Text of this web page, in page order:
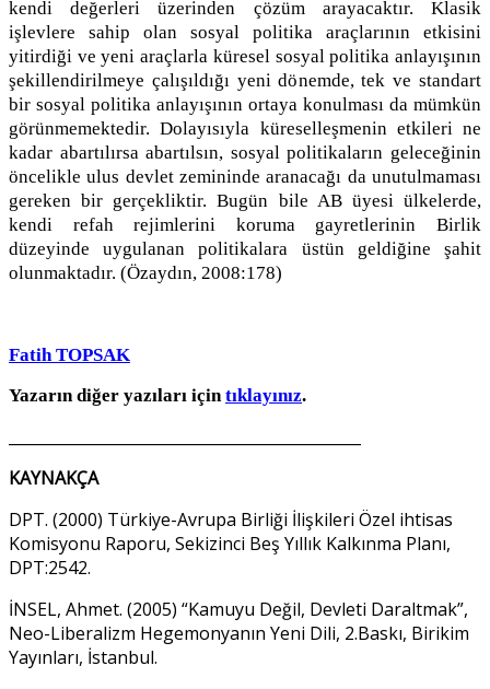
kendi değerleri üzerinden çözüm arayacaktır. Klasik
işlevlere sahip olan sosyal politika araçlarının etkisini
yitirdiği ve yeni araçlarla küresel sosyal politika anlayışının
şekillendirilmeye çalışıldığı yeni dönemde, tek ve standart
bir sosyal politika anlayışının ortaya konulması da mümkün
görünmemektedir. Dolayısıyla küreselleşmenin etkileri ne
kadar abartılırsa abartılsın, sosyal politikaların geleceğinin
öncelikle ulus devlet zemininde aranacağı da unutulmaması
gereken bir gerçekliktir. Bugün bile AB üyesi ülkelerde,
kendi refah rejimlerini koruma gayretlerinin Birlik
düzeyinde uygulanan politikalara üstün geldiğine şahit
olunmaktadır. (Özaydın, 2008:178)
Fatih TOPSAK
Yazarın diğer yazıları için tıklayınız.
KAYNAKÇA
DPT. (2000) Türkiye-Avrupa Birliği İlişkileri Özel ihtisas
Komisyonu Raporu, Sekizinci Beş Yıllık Kalkınma Planı,
DPT:2542.
İNSEL, Ahmet. (2005) “Kamuyu Değil, Devleti Daraltmak”,
Neo-Liberalizm Hegemonyanın Yeni Dili, 2.Baskı, Birikim
Yayınları, İstanbul.